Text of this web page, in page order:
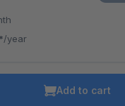
/year
Add to cart